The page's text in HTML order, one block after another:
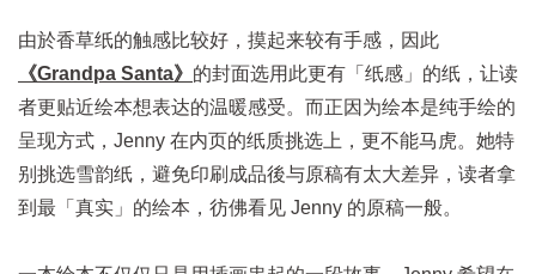
由於香草纸的触感比较好，摸起来较有手感，因此
《Grandpa Santa》 的封面选用此更有「纸感」的纸，让读
者更贴近绘本想表达的温暖感受。而正因为绘本是纯手绘的
呈现方式，Jenny 在内页的纸质挑选上，更不能马虎。她特
别挑选雪韵纸，避免印刷成品後与原稿有太大差异，读者拿
到最「真实」的绘本，彷佛看见 Jenny 的原稿一般。